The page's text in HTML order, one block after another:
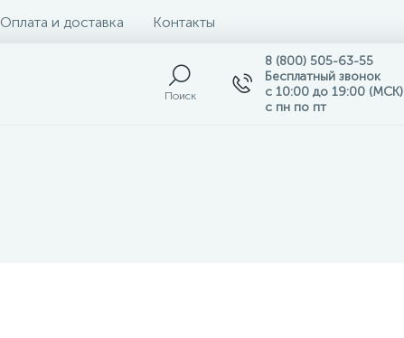
Оплата и доставка Контакты
Поиск
8 (800) 505-63-55
Бесплатный звонок
с 10:00 до 19:00 (МСК)
с пн по пт